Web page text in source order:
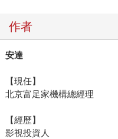
作者
安達
【現任】
北京富足家機構總經理
【經歷】
影視投資人